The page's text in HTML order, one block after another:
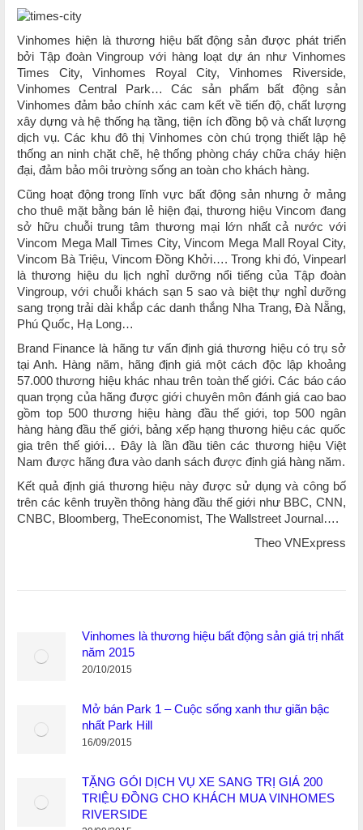
Vinhomes hiện là thương hiệu bất động sản được phát triển
bởi Tập đoàn Vingroup với hàng loạt dự án như Vinhomes
Times City, Vinhomes Royal City, Vinhomes Riverside,
Vinhomes Central Park… Các sản phẩm bất động sản
Vinhomes đảm bảo chính xác cam kết về tiến độ, chất lượng
xây dựng và hệ thống hạ tầng, tiện ích đồng bộ và chất lượng
dịch vụ. Các khu đô thị Vinhomes còn chú trọng thiết lập hệ
thống an ninh chặt chẽ, hệ thống phòng cháy chữa cháy hiện
đại, đảm bảo môi trường sống an toàn cho khách hàng.
Cũng hoạt động trong lĩnh vực bất động sản nhưng ở mảng
cho thuê mặt bằng bán lẻ hiện đại, thương hiệu Vincom đang
sở hữu chuỗi trung tâm thương mại lớn nhất cả nước với
Vincom Mega Mall Times City, Vincom Mega Mall Royal City,
Vincom Bà Triệu, Vincom Đồng Khởi…. Trong khi đó, Vinpearl
là thương hiệu du lịch nghỉ dưỡng nổi tiếng của Tập đoàn
Vingroup, với chuỗi khách sạn 5 sao và biệt thự nghỉ dưỡng
sang trọng trải dài khắp các danh thắng Nha Trang, Đà Nẵng,
Phú Quốc, Hạ Long…
Brand Finance là hãng tư vấn định giá thương hiệu có trụ sở
tại Anh. Hàng năm, hãng định giá một cách độc lập khoảng
57.000 thương hiệu khác nhau trên toàn thế giới. Các báo cáo
quan trọng của hãng được giới chuyên môn đánh giá cao bao
gồm top 500 thương hiệu hàng đầu thế giới, top 500 ngân
hàng hàng đầu thế giới, bảng xếp hạng thương hiệu các quốc
gia trên thế giới… Đây là lần đầu tiên các thương hiệu Việt
Nam được hãng đưa vào danh sách được định giá hàng năm.
Kết quả định giá thương hiệu này được sử dụng và công bố
trên các kênh truyền thông hàng đầu thế giới như BBC, CNN,
CNBC, Bloomberg, TheEconomist, The Wallstreet Journal….
Theo VNExpress
Vinhomes là thương hiệu bất động sản giá trị nhất
năm 2015
20/10/2015
Mở bán Park 1 – Cuộc sống xanh thư giãn bậc
nhất Park Hill
16/09/2015
TẶNG GÓI DỊCH VỤ XE SANG TRỊ GIÁ 200
TRIỆU ĐỒNG CHO KHÁCH MUA VINHOMES
RIVERSIDE